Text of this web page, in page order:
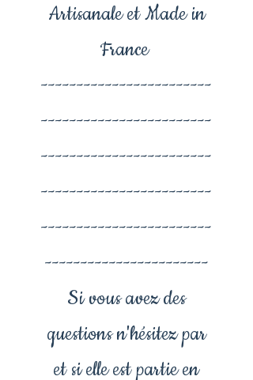
Artisanale et Made in
France
------------------------
------------------------
------------------------
------------------------
------------------------
-----------------------
Si vous avez des
questions n'hésitez par
et si elle est partie en